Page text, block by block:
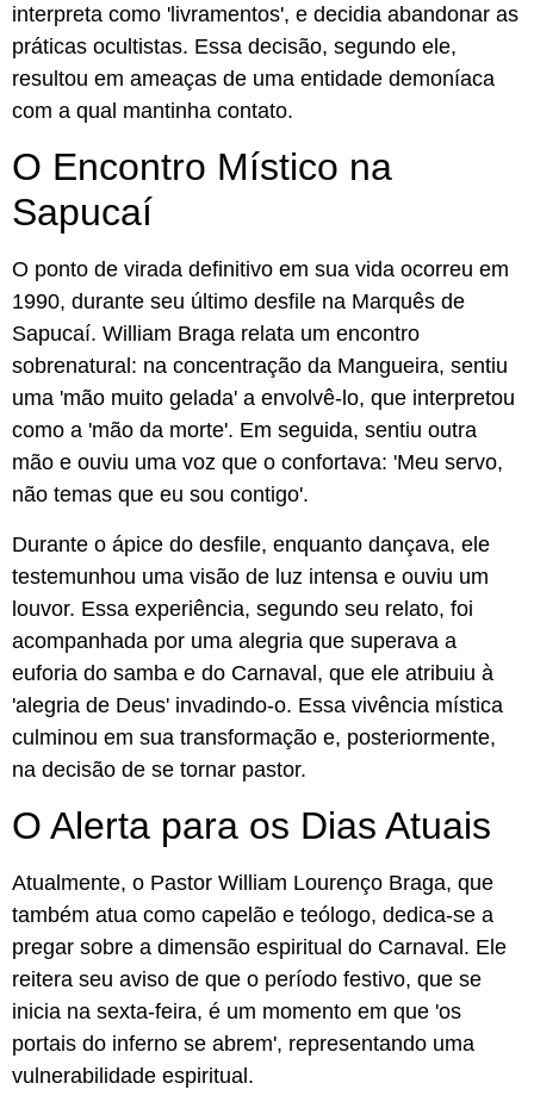
interpreta como 'livramentos', e decidia abandonar as
práticas ocultistas. Essa decisão, segundo ele,
resultou em ameaças de uma entidade demoníaca
com a qual mantinha contato.
O Encontro Místico na
Sapucaí
O ponto de virada definitivo em sua vida ocorreu em
1990, durante seu último desfile na Marquês de
Sapucaí. William Braga relata um encontro
sobrenatural: na concentração da Mangueira, sentiu
uma 'mão muito gelada' a envolvê-lo, que interpretou
como a 'mão da morte'. Em seguida, sentiu outra
mão e ouviu uma voz que o confortava: 'Meu servo,
não temas que eu sou contigo'.
Durante o ápice do desfile, enquanto dançava, ele
testemunhou uma visão de luz intensa e ouviu um
louvor. Essa experiência, segundo seu relato, foi
acompanhada por uma alegria que superava a
euforia do samba e do Carnaval, que ele atribuiu à
'alegria de Deus' invadindo-o. Essa vivência mística
culminou em sua transformação e, posteriormente,
na decisão de se tornar pastor.
O Alerta para os Dias Atuais
Atualmente, o Pastor William Lourenço Braga, que
também atua como capelão e teólogo, dedica-se a
pregar sobre a dimensão espiritual do Carnaval. Ele
reitera seu aviso de que o período festivo, que se
inicia na sexta-feira, é um momento em que 'os
portais do inferno se abrem', representando uma
vulnerabilidade espiritual.